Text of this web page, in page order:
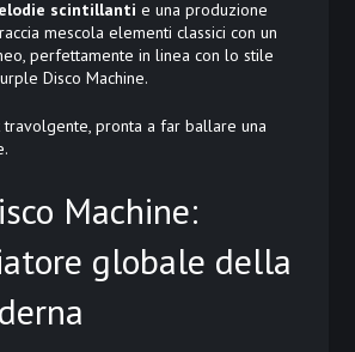
scintillanti e una produzione
mescola elementi classici con un
perfettamente in linea con lo stile
Disco Machine.
travolgente, pronta a far ballare una
Machine:
globale della